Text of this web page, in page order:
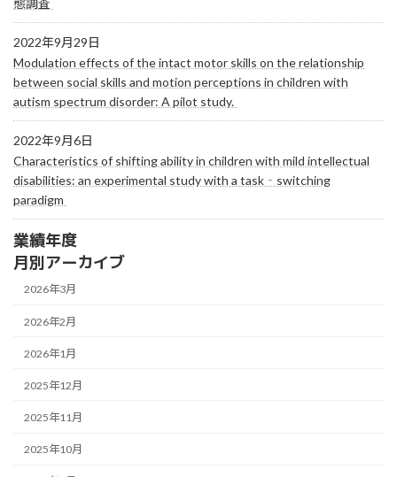
態調査
2022年9月29日
Modulation effects of the intact motor skills on the relationship
between social skills and motion perceptions in children with
autism spectrum disorder: A pilot study.
2022年9月6日
Characteristics of shifting ability in children with mild intellectual
disabilities: an experimental study with a task‐switching
paradigm
業績年度
月別アーカイブ
2026年3月
2026年2月
2026年1月
2025年12月
2025年11月
2025年10月